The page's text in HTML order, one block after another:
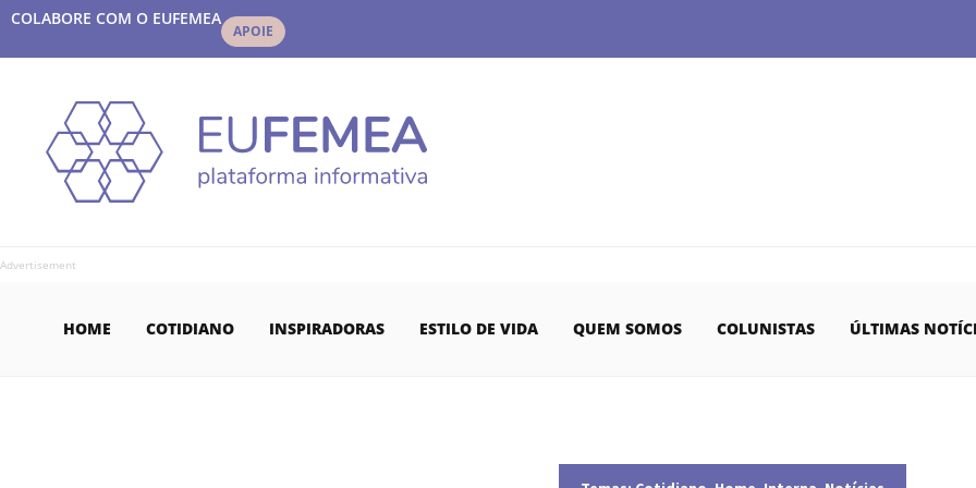
COLABORE COM O EUFEMEA
APOIE
Advertisement
HOME COTIDIANO INSPIRADORAS ESTILO DE VIDA QUEM SOMOS COLUNISTAS ÚLTIMAS